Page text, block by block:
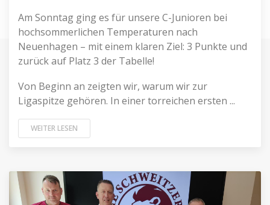
Am Sonntag ging es für unsere C-Junioren bei
hochsommerlichen Temperaturen nach
Neuenhagen – mit einem klaren Ziel: 3 Punkte und
zurück auf Platz 3 der Tabelle!
Von Beginn an zeigten wir, warum wir zur
Ligaspitze gehören. In einer torreichen ersten ...
WEITER LESEN